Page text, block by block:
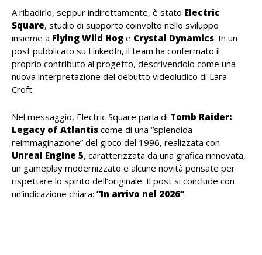
A ribadirlo, seppur indirettamente, è stato Electric
Square, studio di supporto coinvolto nello sviluppo
insieme a Flying Wild Hog e Crystal Dynamics. In un
post pubblicato su LinkedIn, il team ha confermato il
proprio contributo al progetto, descrivendolo come una
nuova interpretazione del debutto videoludico di Lara
Croft.
Nel messaggio, Electric Square parla di Tomb Raider:
Legacy of Atlantis come di una “splendida
reimmaginazione” del gioco del 1996, realizzata con
Unreal Engine 5, caratterizzata da una grafica rinnovata,
un gameplay modernizzato e alcune novità pensate per
rispettare lo spirito dell’originale. Il post si conclude con
un’indicazione chiara: “In arrivo nel 2026”.